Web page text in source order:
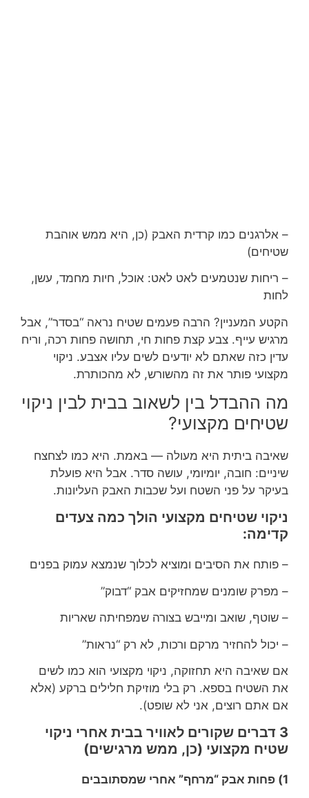
– אלרגנים כמו קרדית האבק (כן, היא ממש אוהבת
שטיחים)
– ריחות שנטמעים לאט לאט: אוכל, חיות מחמד, עשן,
לחות
הקטע המעניין? הרבה פעמים שטיח נראה “בסדר”, אבל
מרגיש עייף. צבע קצת פחות חי, תחושה פחות רכה, וריח
עדין כזה שאתם לא יודעים לשים עליו אצבע. ניקוי
מקצועי פותר את זה מהשורש, לא מהכותרת.
מה ההבדל בין לשאוב בבית לבין ניקוי
שטיחים מקצועי?
שאיבה ביתית היא מעולה — באמת. היא כמו לצחצח
שיניים: חובה, יומיומי, עושה סדר. אבל היא פועלת
בעיקר על פני השטח ועל שכבות האבק העליונות.
ניקוי שטיחים מקצועי הולך כמה צעדים
קדימה:
– פותח את הסיבים ומוציא לכלוך שנמצא עמוק בפנים
– מפרק שומנים שמחזיקים אבק “דבוק”
– שוטף, שואב ומייבש בצורה שמפחיתה שאריות
– יכול להחזיר מרקם ורכות, לא רק “נראות”
אם שאיבה היא תחזוקה, ניקוי מקצועי הוא כמו לשים
את השטיח בספא. רק בלי מוזיקת חלילים ברקע (אלא
אם אתם רוצים, אני לא שופט).
3 דברים שקורים לאוויר בבית אחרי ניקוי
שטיח מקצועי (כן, ממש מרגישים)
1) פחות אבק “מרחף” אחרי שמסתובבים